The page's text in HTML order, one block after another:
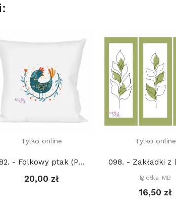
Tylko online
082. - Folkowy ptak (PDF)
20,00 zł
Tylko online
Igiełka-MB
16,50 zł